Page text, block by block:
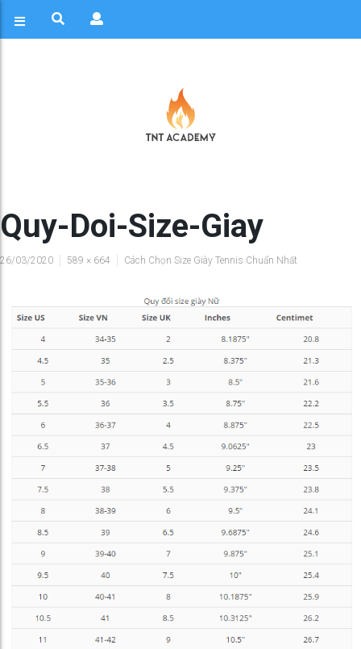
Quy-Doi-Size-Giay
26/03/2020 589 × 664 Cách Chọn Size Giày Tennis Chuẩn Nhất